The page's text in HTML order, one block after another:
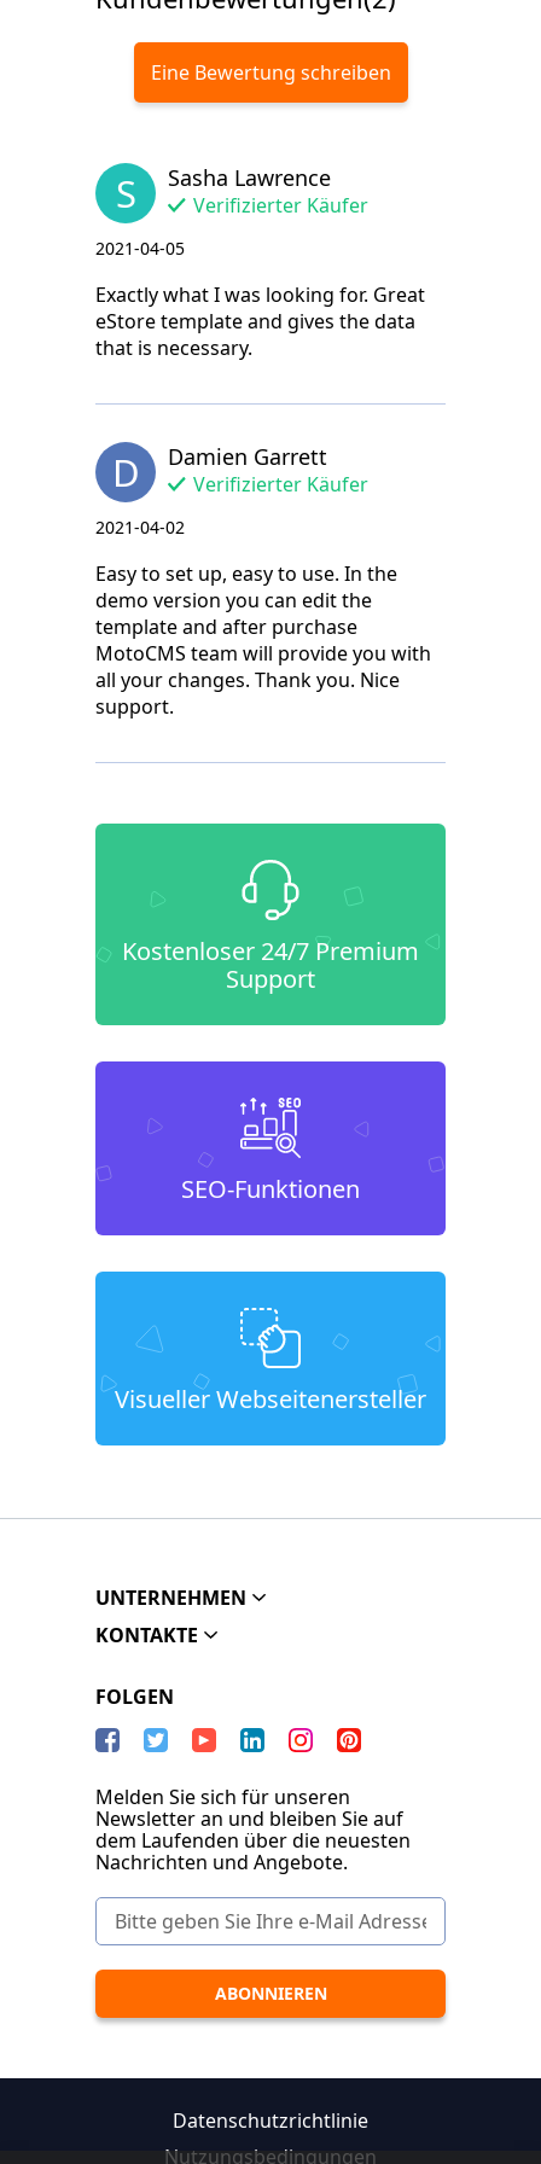
Eine Bewertung schreiben
S Sasha Lawrence
Verifizierter Käufer
2021-04-05
Exactly what I was looking for. Great
eStore template and gives the data
that is necessary.
D Damien Garrett
Verifizierter Käufer
2021-04-02
Easy to set up, easy to use. In the
demo version you can edit the
template and after purchase
MotoCMS team will provide you with
all your changes. Thank you. Nice
support.
Kostenloser 24/7 Premium
Support
SEO-Funktionen
Visueller Webseitenersteller
UNTERNEHMEN
KONTAKTE
FOLGEN
Melden Sie sich für unseren
Newsletter an und bleiben Sie auf
dem Laufenden über die neuesten
Nachrichten und Angebote.
Datenschutzrichtlinie
Nutzungsbedingungen